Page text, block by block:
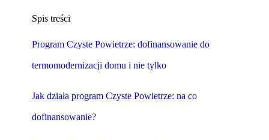
Spis treści
Program Czyste Powietrze: dofinansowanie do
termomodernizacji domu i nie tylko
Jak działa program Czyste Powietrze: na co
dofinansowanie?